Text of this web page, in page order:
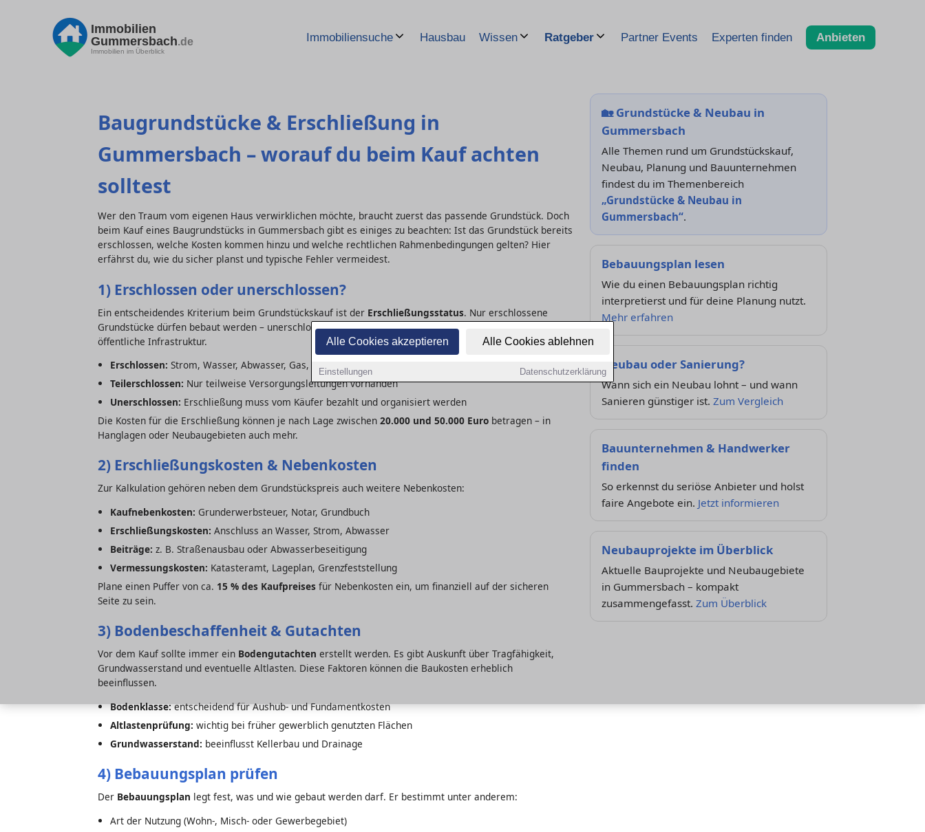
Alle Cookies akzeptieren Alle Cookies ablehnen
Einstellungen Datenschutzerklärung
Immobilien
Gummersbach.de
Immobilien im Überblick
Immobiliensuche Hausbau Wissen Ratgeber Partner Events Experten finden Anbieten
Baugrundstücke & Erschließung in
Gummersbach – worauf du beim Kauf achten
solltest
Wer den Traum vom eigenen Haus verwirklichen möchte, braucht zuerst das passende Grundstück. Doch
beim Kauf eines Baugrundstücks in Gummersbach gibt es einiges zu beachten: Ist das Grundstück bereits
erschlossen, welche Kosten kommen hinzu und welche rechtlichen Rahmenbedingungen gelten? Hier
erfährst du, wie du sicher planst und typische Fehler vermeidest.
1) Erschlossen oder unerschlossen?
Ein entscheidendes Kriterium beim Grundstückskauf ist der Erschließungsstatus. Nur erschlossene
Grundstücke dürfen bebaut werden – unerschlossene Flächen benötigen erst den Anschluss an die
öffentliche Infrastruktur.
Erschlossen: Strom, Wasser, Abwasser, Gas, Telekommunikation und Straßenanbindung vorhanden
Teilerschlossen: Nur teilweise Versorgungsleitungen vorhanden
Unerschlossen: Erschließung muss vom Käufer bezahlt und organisiert werden
Die Kosten für die Erschließung können je nach Lage zwischen 20.000 und 50.000 Euro betragen – in
Hanglagen oder Neubaugebieten auch mehr.
2) Erschließungskosten & Nebenkosten
Zur Kalkulation gehören neben dem Grundstückspreis auch weitere Nebenkosten:
Kaufnebenkosten: Grunderwerbsteuer, Notar, Grundbuch
Erschließungskosten: Anschluss an Wasser, Strom, Abwasser
Beiträge: z. B. Straßenausbau oder Abwasserbeseitigung
Vermessungskosten: Katasteramt, Lageplan, Grenzfeststellung
Plane einen Puffer von ca. 15 % des Kaufpreises für Nebenkosten ein, um finanziell auf der sicheren
Seite zu sein.
3) Bodenbeschaffenheit & Gutachten
Vor dem Kauf sollte immer ein Bodengutachten erstellt werden. Es gibt Auskunft über Tragfähigkeit,
Grundwasserstand und eventuelle Altlasten. Diese Faktoren können die Baukosten erheblich
beeinflussen.
Bodenklasse:entscheidend für Aushub- und Fundamentkosten
Altlastenprüfung: wichtig bei früher gewerblich genutzten Flächen
Grundwasserstand: beeinflusst Kellerbau und Drainage
4) Bebauungsplan prüfen
Der Bebauungsplan legt fest, was und wie gebaut werden darf. Er bestimmt unter anderem:
Art der Nutzung (Wohn-, Misch- oder Gewerbegebiet)
🏡Grundstücke & Neubau in
Gummersbach
Alle Themen rund um Grundstückskauf,
Neubau, Planung und Bauunternehmen
findest du im Themenbereich
„Grundstücke & Neubau in
Gummersbach“.
Bebauungsplan lesen
Wie du einen Bebauungsplan richtig
interpretierst und für deine Planung nutzt.
Mehr erfahren
Neubau oder Sanierung?
Wann sich ein Neubau lohnt – und wann
Sanieren günstiger ist. Zum Vergleich
Bauunternehmen & Handwerker
finden
So erkennst du seriöse Anbieter und holst
faire Angebote ein. Jetzt informieren
Neubauprojekte im Überblick
Aktuelle Bauprojekte und Neubaugebiete
in Gummersbach – kompakt
zusammengefasst. Zum Überblick